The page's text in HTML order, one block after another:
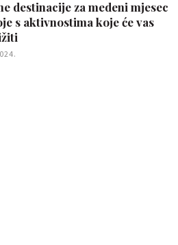
destinacije za medeni mjesec
s aktivnostima koje će vas